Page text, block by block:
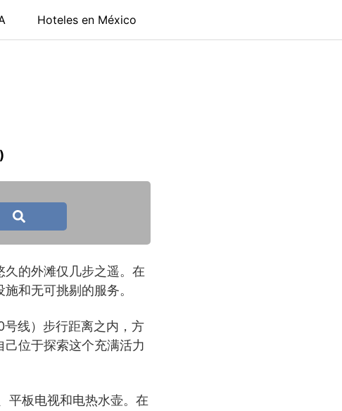
Hoteles en México
的外滩仅几步之遥。在
和无可挑剔的服务。
线）步行距离之内，方
位于探索这个充满活力
平板电视和电热水壶。在